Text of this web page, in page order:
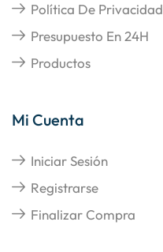
Política De Privacidad
Presupuesto En 24H
Productos
Mi Cuenta
Iniciar Sesión
Registrarse
Finalizar Compra